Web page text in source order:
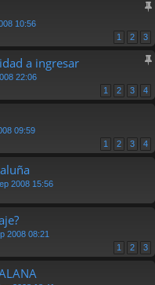
10:56
1 2 3
a ingresar
22:06
1 2 3 4
09:59
1 2 3 4
2008 15:56
2008 08:21
1 2 3